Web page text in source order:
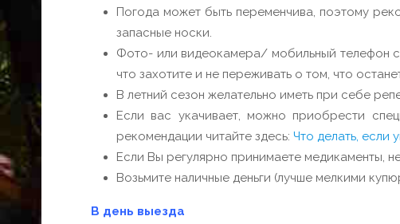
Погода может быть переменчива, поэтому
запасные носки.
Фото- или видеокамера/ мобильный телефон с
что захотите и не переживать о том, что
В летний сезон желательно иметь при себе
Если вас укачивает, можно приобрести
рекомендации читайтe здесь: Что делать, если
Если Вы регулярно принимаете медикаменты,
Возьмите наличные деньги (лучше мелкими
В день выезда